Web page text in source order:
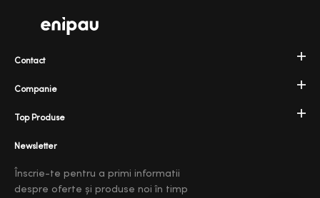
Companie
Top Produse
Contact
Newsletter
Înscrie-te pentru a primi informatii
despre oferte și produse noi în timp